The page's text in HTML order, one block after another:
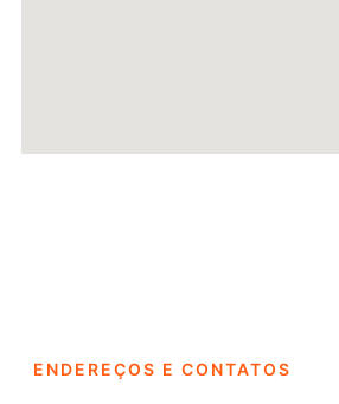
ENDEREÇOS E CONTATOS